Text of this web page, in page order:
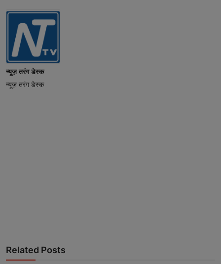
न्यूज़ तरंग डेस्क
न्यूज़ तरंग डेस्क
Related Posts